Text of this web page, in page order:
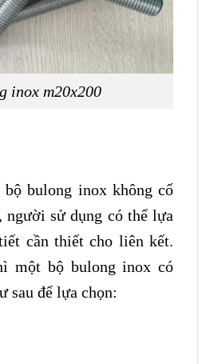
inox m20x200
bộ bulong inox không cố
sử dụng có thể lựa
cần thiết cho liên kết.
một bộ bulong inox có
sau để lựa chọn: